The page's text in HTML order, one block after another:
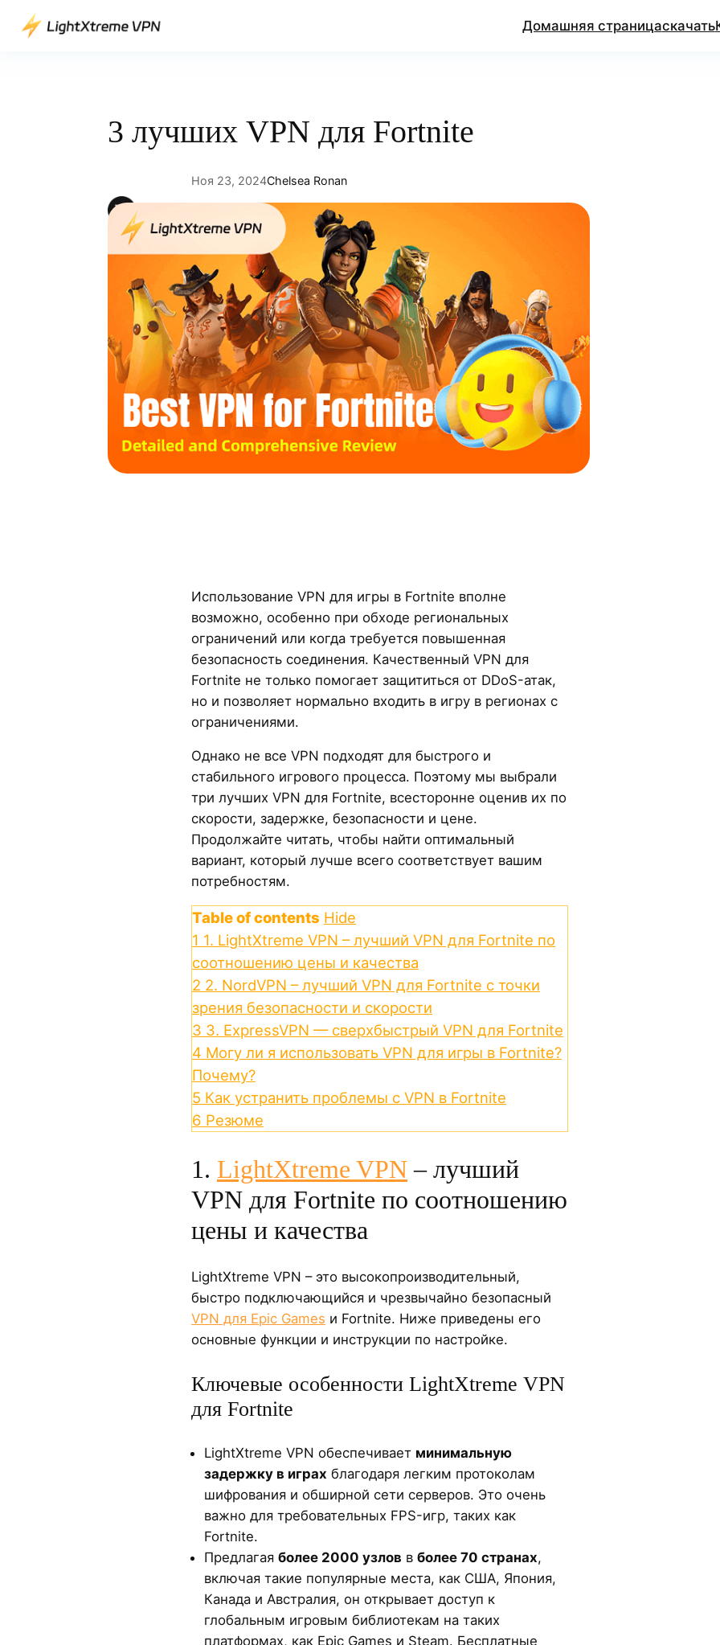
Перейти
Домашняя страницаскачать
3 лучших VPN для Fortnite
Ноя 23, 2024Chelsea Ronan
Использование VPN для игры в Fortnite вполне
возможно, особенно при обходе региональных
ограничений или когда требуется повышенная
безопасность соединения. Качественный VPN для
Fortnite не только помогает защититься от DDoS-атак,
но и позволяет нормально входить в игру в регионах с
ограничениями.
Однако не все VPN подходят для быстрого и
стабильного игрового процесса. Поэтому мы выбрали
три лучших VPN для Fortnite, всесторонне оценив их по
скорости, задержке, безопасности и цене.
Продолжайте читать, чтобы найти оптимальный
вариант, который лучше всего соответствует вашим
потребностям.
Table of contents Hide
1 1. LightXtreme VPN – лучший VPN для Fortnite по
соотношению цены и качества
2 2. NordVPN – лучший VPN для Fortnite с точки
зрения безопасности и скорости
3 3. ExpressVPN — сверхбыстрый VPN для Fortnite
4 Могу ли я использовать VPN для игры в Fortnite?
Почему?
5 Как устранить проблемы с VPN в Fortnite
6 Резюме
1. LightXtreme VPN– лучший
VPN для Fortnite по соотношению
цены и качества
LightXtreme VPN – это высокопроизводительный,
быстро подключающийся и чрезвычайно безопасный
VPN для Epic Games и Fortnite. Ниже приведены его
основные функции и инструкции по настройке.
Ключевые особенности LightXtreme VPN
для Fortnite
LightXtreme VPN обеспечивает минимальную
задержку в играх благодаря легким протоколам
шифрования и обширной сети серверов. Это очень
важно для требовательных FPS-игр, таких как
Fortnite.
Предлагая более 2000 узлов в более 70 странах,
включая такие популярные места, как США, Япония,
Канада и Австралия, он открывает доступ к
глобальным игровым библиотекам на таких
платформах, как Epic Games и Steam. Бесплатные